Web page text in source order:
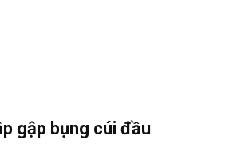
gập bụng cúi đầu